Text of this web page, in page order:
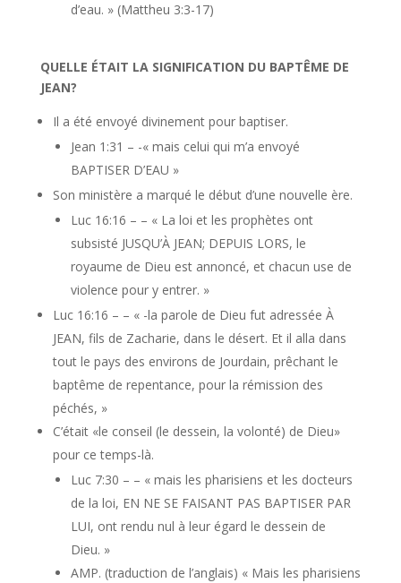
d’eau. » (Mattheu 3:3-17)
QUELLE ÉTAIT LA SIGNIFICATION DU BAPTÊME DE
JEAN?
Il a été envoyé divinement pour baptiser.
Jean 1:31 – -« mais celui qui m’a envoyé
BAPTISER D’EAU »
Son ministère a marqué le début d’une nouvelle ère.
Luc 16:16 – – « La loi et les prophètes ont
subsisté JUSQU’À JEAN; DEPUIS LORS, le
royaume de Dieu est annoncé, et chacun use de
violence pour y entrer. »
Luc 16:16 – – « -la parole de Dieu fut adressée À
JEAN, fils de Zacharie, dans le désert. Et il alla dans
tout le pays des environs de Jourdain, prêchant le
baptême de repentance, pour la rémission des
péchés, »
C’était «le conseil (le dessein, la volonté) de Dieu»
pour ce temps-là.
Luc 7:30 – – « mais les pharisiens et les docteurs
de la loi, EN NE SE FAISANT PAS BAPTISER PAR
LUI, ont rendu nul à leur égard le dessein de
Dieu. »
AMP. (traduction de l’anglais) « Mais les pharisiens